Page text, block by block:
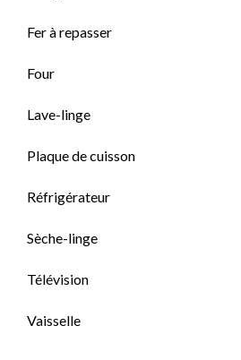
Fer à repasser
Four
Lave-linge
Plaque de cuisson
Réfrigérateur
Sèche-linge
Télévision
Vaisselle